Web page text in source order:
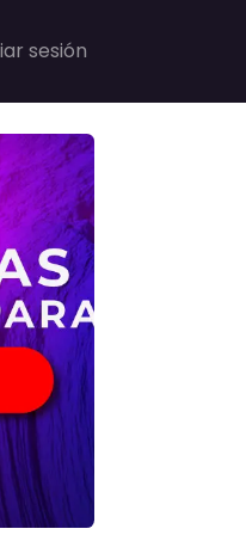
de Nanolux
sesión